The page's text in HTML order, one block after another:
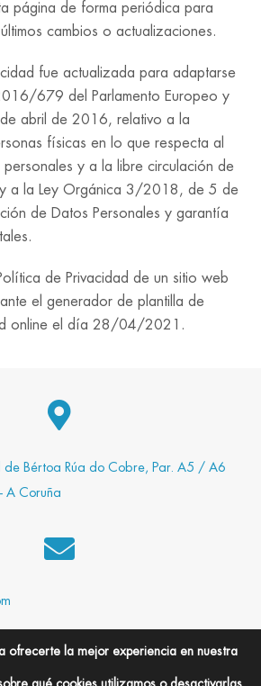
página de forma periódica para
cambios o actualizaciones.
fue actualizada para adaptarse
679 del Parlamento Europeo y
abril de 2016, relativo a la
físicas en lo que respecta al
personales y a la libre circulación de
y a la Ley Orgánica 3/2018, de 5 de
de Datos Personales y garantía
de Privacidad de un sitio web
el generador de plantilla de
online el día 28/04/2021.
de Bértoa Rúa do Cobre, Par. A5 / A6
A Coruña
ofrecerte la mejor experiencia en nuestra
qué cookies utilizamos o desactivarlas